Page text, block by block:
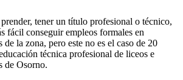
tener un título profesional o técnico,
fácil conseguir empleos formales en
de la zona, pero este no es el caso de 20
técnica profesional de liceos e
de Osorno.